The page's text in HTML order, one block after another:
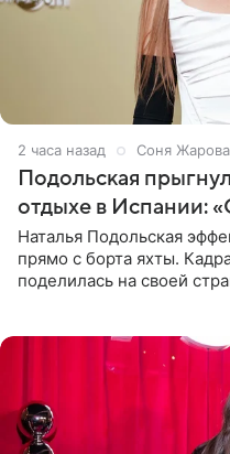
2 часа назад Соня Жарова
Подольская
отдыхе в Испании:
Наталья Подольская
прямо с борта яхты.
поделилась на своей